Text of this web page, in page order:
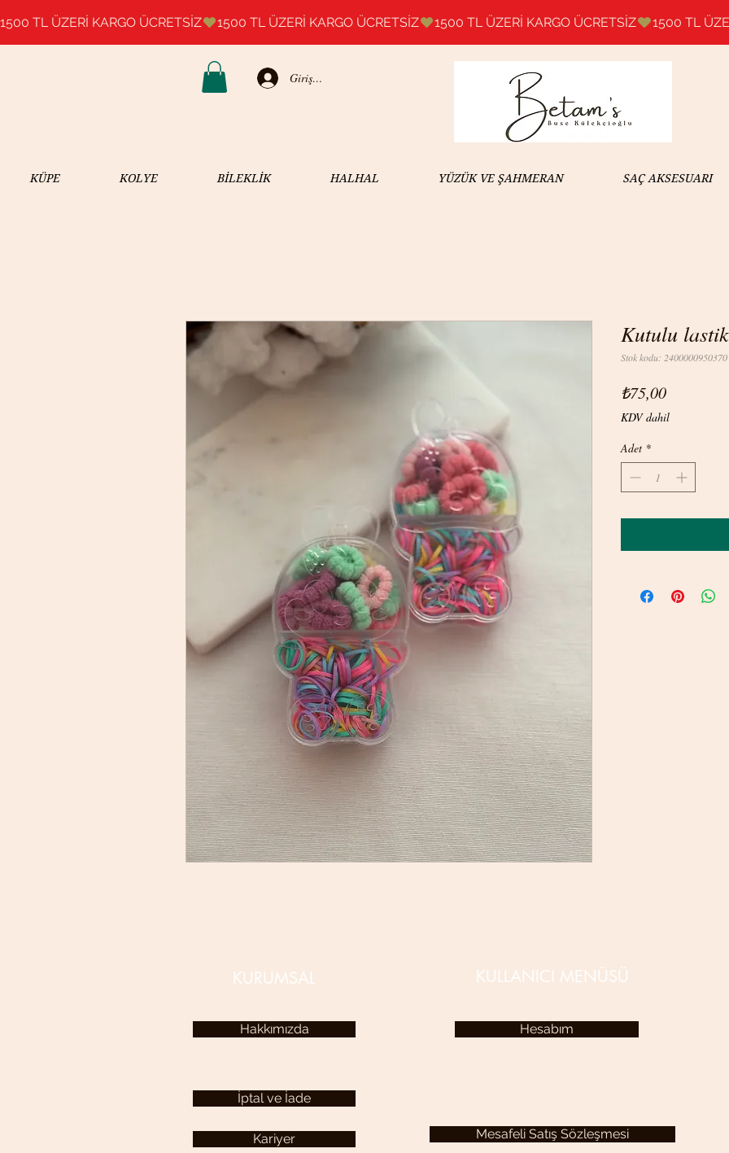
1500 TL ÜZERİ KARGO ÜCRETSİZ
Giriş Yap
KÜPE KOLYE BİLEKLİK HALHAL YÜZÜK VE ŞAHMERAN SAÇ AKSESUARI
Kutulu
Stok kodu: 2400000950370
₺75,00Fiyat
KDV dahil
Adet *
Hakkımızda
KURUMSAL
İptal ve İade
KULLANICI MENÜSÜ
Hesabım
Mesafeli Satış Sözleşmesi
Kariyer